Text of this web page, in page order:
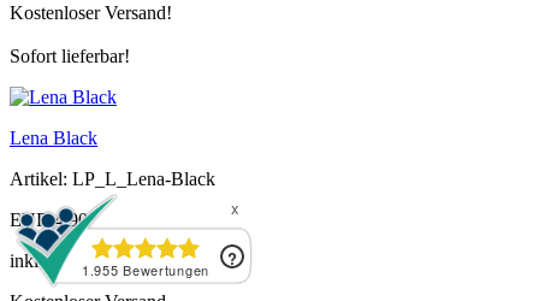
Kostenloser Versand!
Sofort lieferbar!
Lena Black
Artikel: LP_L_Lena-Black
EUR 4,90
inkl. 19 % USt